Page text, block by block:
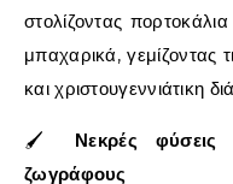
στολίζοντας
μπαχαρικά, γεμίζοντας
και χριστουγεννιάτικη
🖌️
Νεκρές
ζωγράφους